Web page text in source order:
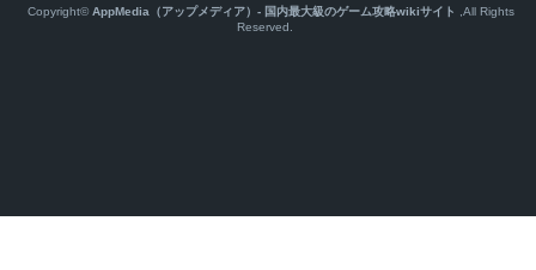
Copyright©AppMedia（アップメディア）- 国内最大級のゲーム攻略wikiサイト ,All Rights
Reserved.